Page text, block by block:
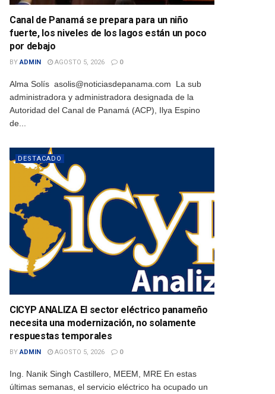
Canal de Panamá se prepara para un niño
fuerte, los niveles de los lagos están un poco
por debajo
BY ADMIN AGOSTO 5, 2026 0
Alma Solís asolis@noticiasdepanama.com La sub
administradora y administradora designada de la
Autoridad del Canal de Panamá (ACP), Ilya Espino
de...
DESTACADO
CICYP ANALIZA El sector eléctrico panameño
necesita una modernización, no solamente
respuestas temporales
BY ADMIN AGOSTO 5, 2026 0
Ing. Nanik Singh Castillero, MEEM, MRE En estas
últimas semanas, el servicio eléctrico ha ocupado un